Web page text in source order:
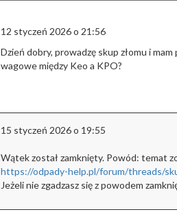
12 styczeń 2026 o 21:56
Dzień dobry, prowadzę skup złomu i
wagowe między Keo a KPO?
15 styczeń 2026 o 19:55
Wątek został zamknięty. Powód: temat
https://odpady-help.pl/forum/threads/
Jeżeli nie zgadzasz się z powodem